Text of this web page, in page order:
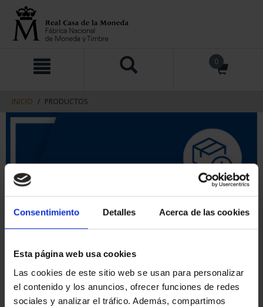
Consentimiento Detalles Acerca de las cookies
Esta página web usa cookies
Las cookies de este sitio web se usan para personalizar
el contenido y los anuncios, ofrecer funciones de redes
sociales y analizar el tráfico. Además, compartimos
contenido
navegacin
0
INICIO PRODUCTOS
ORDENAR POR: